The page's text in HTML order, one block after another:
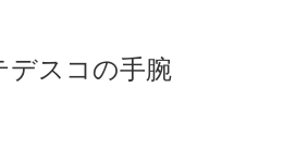
デスコの手腕